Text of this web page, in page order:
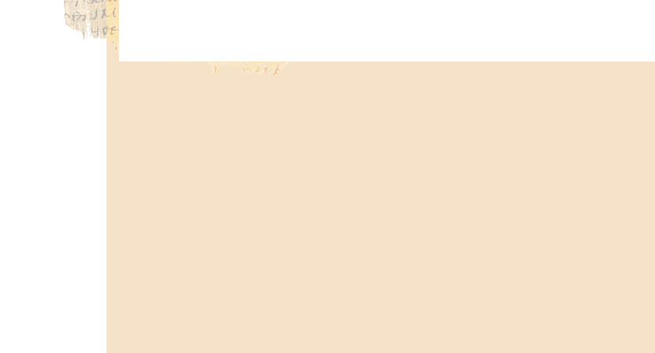
odpověděl: ‚Obraťte se a každý z vás ať přijme křest ve jménu Ježíše Krista na odpuštění svých
hříchů, a dostanete dar Ducha svatého.‘“